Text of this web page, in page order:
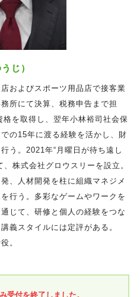
じ）
およびスポーツ用品店で接客業
所にて決算、税務申告まで担
を取得し、翌年小林裕司社会保
の15年に渡る経験を活かし、財
う。2021年“月曜日が待ち遠し
株式会社グロウスリーを設立。
、人材開発を柱に組織マネジメ
行う。多彩なゲームやワークを
じて、研修と個人の経験をつな
義スタイルには定評がある。
。
受付を終了しました。